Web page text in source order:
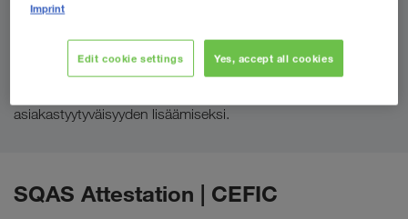
asiakastyytyväisyyden lisäämiseksi.
SQAS Attestation | CEFIC
Imprint
Edit cookie settings Yes, accept all cookies